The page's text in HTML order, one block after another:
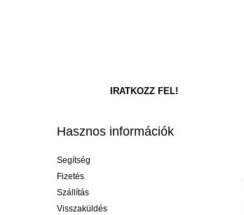
Hasznos információk
Segítség
Fizetés
Szállítás
Visszaküldés